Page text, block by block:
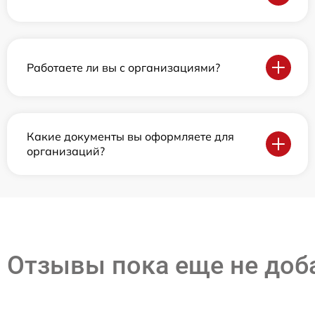
Работаете ли вы с организациями?
Какие документы вы оформляете для
организаций?
Отзывы пока еще не